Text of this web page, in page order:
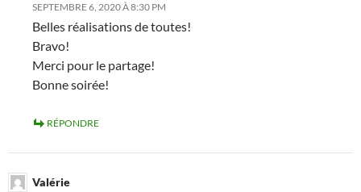
SEPTEMBRE 6, 2020 À 8:30 PM
Belles réalisations de toutes!
Bravo!
Merci pour le partage!
Bonne soirée!
RÉPONDRE
Valérie